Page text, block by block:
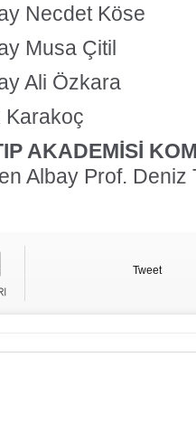
Necdet Köse
Musa Çitil
Ali Özkara
Karakoç
AKADEMİSİ
Albay Prof. Deniz
Tweet